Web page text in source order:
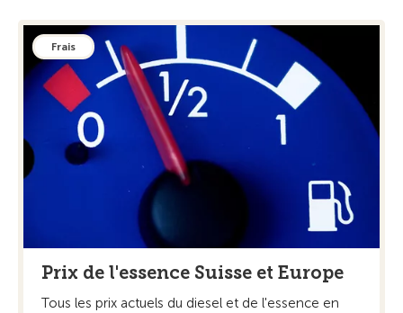
Frais
Prix de l'essence Suisse et Europe
Tous les prix actuels du diesel et de l'essence en